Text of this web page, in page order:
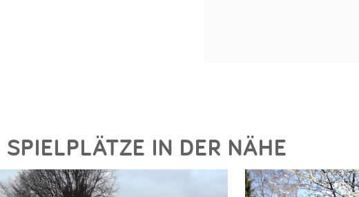
SPIELPLÄTZE IN DER NÄHE